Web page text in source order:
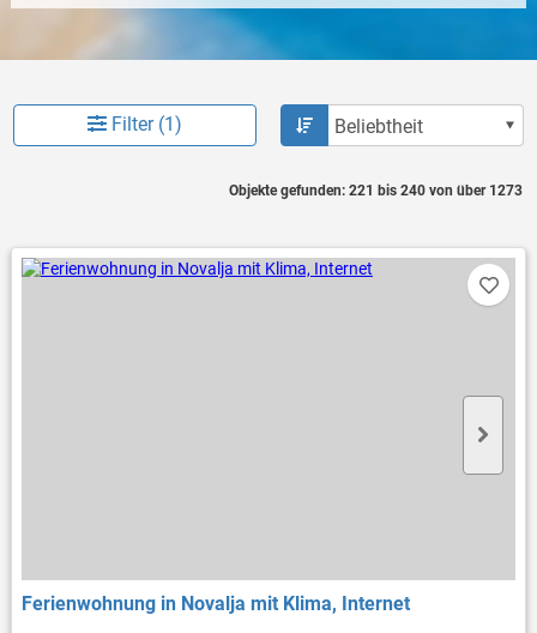
Filter (1)
Objekte gefunden: 221 bis 240 von über 1273
Ferienwohnung in Novalja mit Klima, Internet